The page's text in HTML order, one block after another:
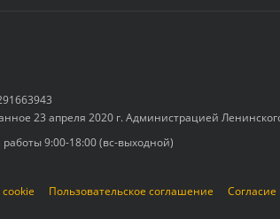
23 апреля 2020 г. Администрацией
9:00-18:00 (вс-выходной)
Пользовательское соглашение